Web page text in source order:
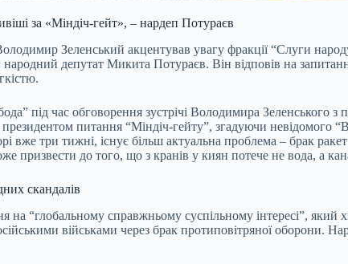
за «Міндіч-гейт», – нардеп Потураєв
Зеленський акцентував увагу фракції “Слуги
депутат Микита Потураєв. Він відповів на
під час обговорення зустрічі Володимира
питання “Міндіч-гейту”, згадуючи
вже три тижні, існує більш актуальна проблема – брак
призвести до того, що з кранів у киян потече не вода, а
скандалів
на “глобальному справжньому суспільному інтересі”,
військами через брак протиповітряної